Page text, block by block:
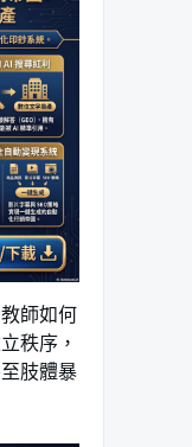
師如何
秩序，
肢體暴